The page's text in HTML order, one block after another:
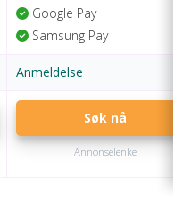
Google Pay
Samsung Pay
Anmeldelse
Søk nå
Annonselenke